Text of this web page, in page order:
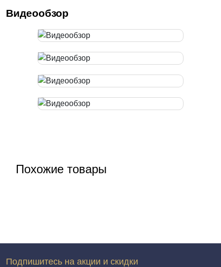
Видеообзор
Похожие товары
Подпишитесь на акции и скидки